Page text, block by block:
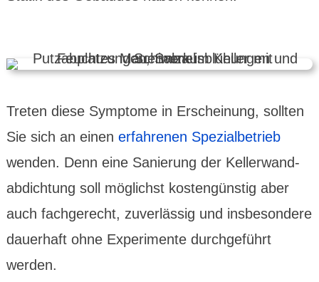
Treten diese Symptome in Erschei­nung, sollten
Sie sich an einen erfahrenen Spezial­betrieb
wenden. Denn eine Sanie­rung der Keller­wand­
abdich­tung soll möglichst kosten­günstig aber
auch fachge­recht, zuver­lässig und insbe­sondere
dauer­haft ohne Experi­mente durchge­führt
werden.